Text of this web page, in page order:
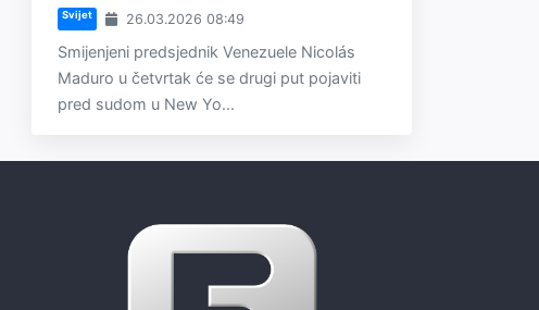
Svijet 26.03.2026 08:49
Smijenjeni predsjednik Venezuele Nicolás
Maduro u četvrtak će se drugi put pojaviti
pred sudom u New Yo...